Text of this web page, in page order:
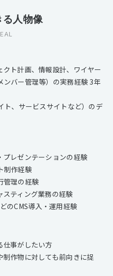
る人物像
クト計画、情報設計、ワイヤー
ンバー管理等）の実務経験 3年
ト、サービスサイトなど）のデ
プレゼンテーションの経験
制作経験
管理の経験
スティング業務の経験
のCMS導入・運用経験
仕事がしたい方
制作物に対しても前向きに捉